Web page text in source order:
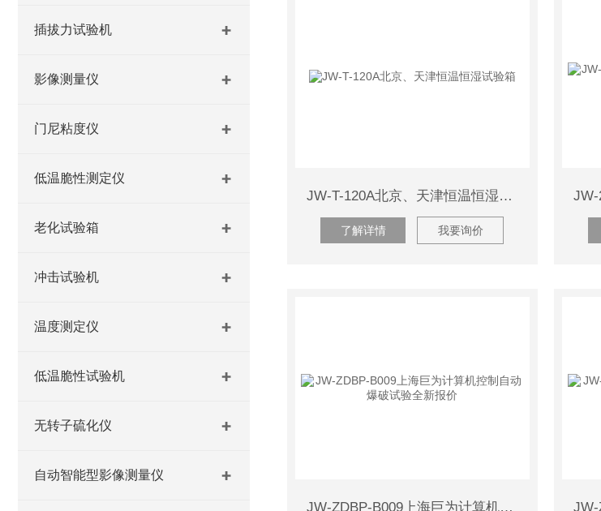
插拔力试验机
影像测量仪
门尼粘度仪
低温脆性测定仪
老化试验箱
冲击试验机
温度测定仪
低温脆性试验机
无转子硫化仪
自动智能型影像测量仪
JW-T-120A北京、天津恒温恒湿试验箱
了解详情 我要询价
JW-ZDBP-B009上海巨为计算机控制自动爆破试验全新报价